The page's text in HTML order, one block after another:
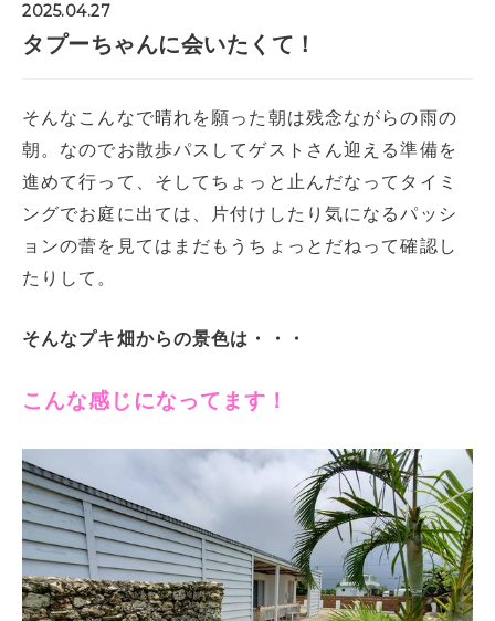
2025.04.27
タプーちゃんに会いたくて！
そんなこんなで晴れを願った朝は残念ながらの雨の
朝。なのでお散歩パスしてゲストさん迎える準備を
進めて行って、そしてちょっと止んだなってタイミ
ングでお庭に出ては、片付けしたり気になるパッシ
ョンの蕾を見てはまだもうちょっとだねって確認し
たりして。
そんなプキ畑からの景色は・・・
こんな感じになってます！